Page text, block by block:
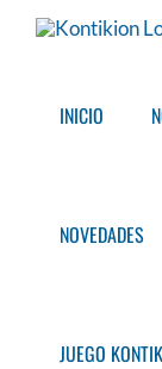
Saltar
INICIO
NOVEDADES
JUEGO